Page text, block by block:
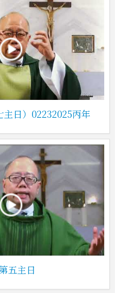
日）02232025丙年
五主日